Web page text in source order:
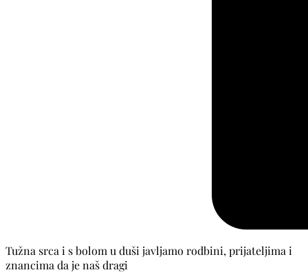
Tužna srca i s bolom u duši javljamo rodbini, prijateljima i
znancima da je naš dragi